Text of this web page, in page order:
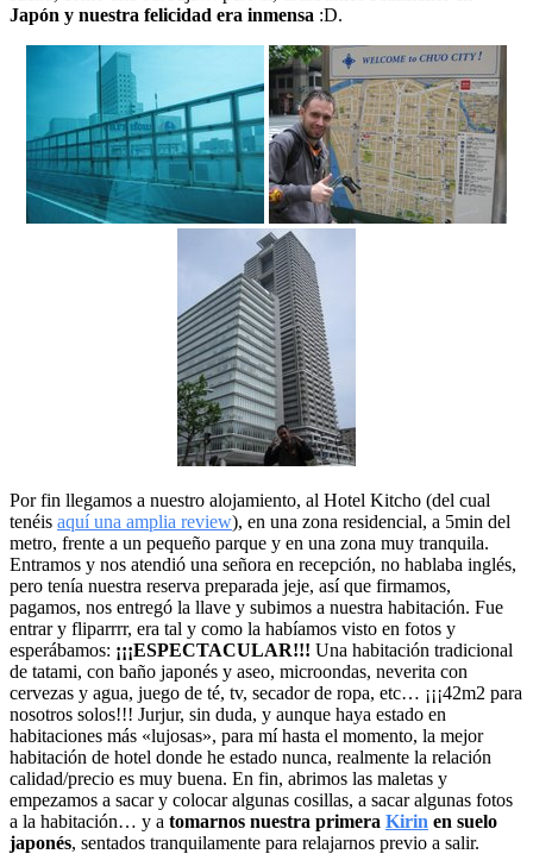
Japón y nuestra felicidad era inmensa :D.
Por fin llegamos a nuestro alojamiento, al Hotel Kitcho (del cual
tenéis aquí una amplia review), en una zona residencial, a 5min del
metro, frente a un pequeño parque y en una zona muy tranquila.
Entramos y nos atendió una señora en recepción, no hablaba inglés,
pero tenía nuestra reserva preparada jeje, así que firmamos,
pagamos, nos entregó la llave y subimos a nuestra habitación. Fue
entrar y fliparrrr, era tal y como la habíamos visto en fotos y
esperábamos: ¡¡¡ESPECTACULAR!!! Una habitación tradicional
de tatami, con baño japonés y aseo, microondas, neverita con
cervezas y agua, juego de té, tv, secador de ropa, etc… ¡¡¡42m2 para
nosotros solos!!! Jurjur, sin duda, y aunque haya estado en
habitaciones más «lujosas», para mí hasta el momento, la mejor
habitación de hotel donde he estado nunca, realmente la relación
calidad/precio es muy buena. En fin, abrimos las maletas y
empezamos a sacar y colocar algunas cosillas, a sacar algunas fotos
a la habitación… y a tomarnos nuestra primera Kirin en suelo
japonés, sentados tranquilamente para relajarnos previo a salir.